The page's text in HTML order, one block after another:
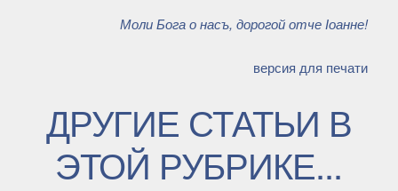
Моли Бога о насъ, дорогой отче Іоанне!
версия для печати
ДРУГИЕ СТАТЬИ В
ЭТОЙ РУБРИКЕ...